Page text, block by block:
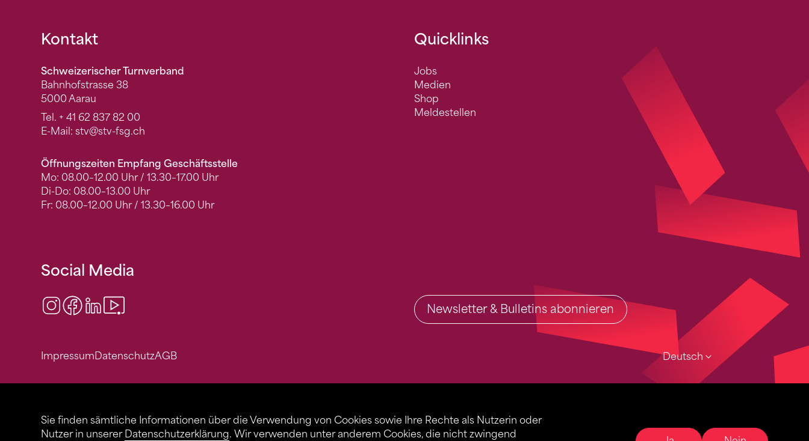
Sie finden sämtliche Informationen über die Verwendung von Cookies sowie Ihre Rechte als Nutzerin oder
Nutzer in unserer Datenschutzerklärung. Wir verwenden unter anderem Cookies, die nicht zwingend
Fusszeile
Kontakt
Schweizerischer Turnverband
Bahnhofstrasse 38
5000 Aarau
Tel. + 41 62 837 82 00
E-Mail: stv@stv-fsg.ch
Öffnungszeiten Empfang Geschäftsstelle
Mo: 08.00–12.00 Uhr / 13.30–17.00 Uhr
Di-Do: 08.00–13.00 Uhr
Fr: 08.00–12.00 Uhr / 13.30–16.00 Uhr
Quicklinks
Jobs
Medien
Shop
Meldestellen
Deutsch
Social Media
Instagram
Facebook
LinkedIn Newsletter & Bulletins abonnieren
ImpressumDatenschutzAGB